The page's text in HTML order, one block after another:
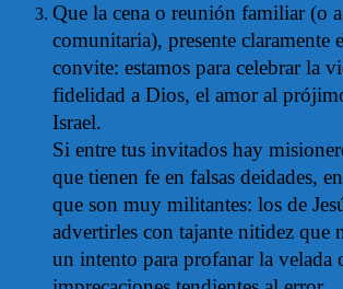
Que la cena o reunión familiar (o
comunitaria), presente claramente
convite: estamos para celebrar la
fidelidad a Dios, el amor al
Israel.
Si entre tus invitados hay
que tienen fe en falsas deidades,
que son muy militantes: los de
advertirles con tajante nitidez que
un intento para profanar la velada